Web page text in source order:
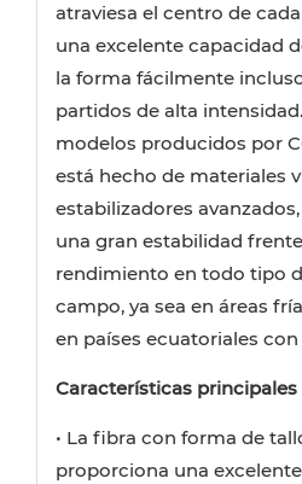
atraviesa el centro de
una excelente capacidad
la forma fácilmente
partidos de alta
modelos producidos por
está hecho de materiales
estabilizadores
una gran estabilidad
rendimiento en todo tipo
campo, ya sea en áreas
en países ecuatoriales
Características principales
• La fibra con forma de
proporciona una